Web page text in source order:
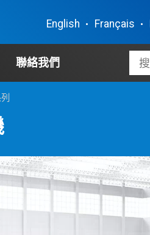
English Français
聯絡我們